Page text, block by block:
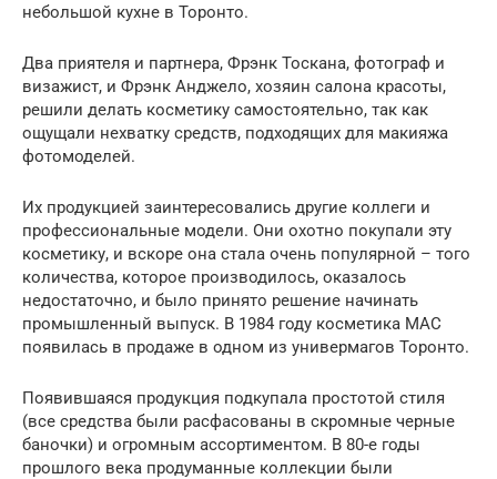
небольшой кухне в Торонто.
Два приятеля и партнера, Фрэнк Тоскана, фотограф и
визажист, и Фрэнк Анджело, хозяин салона красоты,
решили делать косметику самостоятельно, так как
ощущали нехватку средств, подходящих для макияжа
фотомоделей.
Их продукцией заинтересовались другие коллеги и
профессиональные модели. Они охотно покупали эту
косметику, и вскоре она стала очень популярной – того
количества, которое производилось, оказалось
недостаточно, и было принято решение начинать
промышленный выпуск. В 1984 году косметика MAC
появилась в продаже в одном из универмагов Торонто.
Появившаяся продукция подкупала простотой стиля
(все средства были расфасованы в скромные черные
баночки) и огромным ассортиментом. В 80-е годы
прошлого века продуманные коллекции были